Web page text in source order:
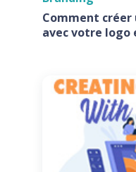
Comment créer
avec votre logo